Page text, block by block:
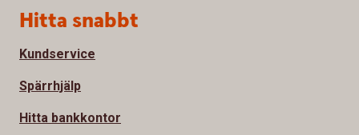
Sidfot
Hitta snabbt
Kundservice
Spärrhjälp
Hitta bankkontor